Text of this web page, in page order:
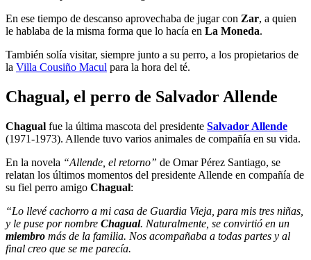
En ese tiempo de descanso aprovechaba de jugar con Zar, a quien
le hablaba de la misma forma que lo hacía en La Moneda.
También solía visitar, siempre junto a su perro, a los propietarios de
la Villa Cousiño Macul para la hora del té.
Chagual, el perro de Salvador Allende
Chagual fue la última mascota del presidente Salvador Allende
(1971-1973). Allende tuvo varios animales de compañía en su vida.
En la novela “Allende, el retorno” de Omar Pérez Santiago, se
relatan los últimos momentos del presidente Allende en compañía de
su fiel perro amigo Chagual:
“Lo llevé cachorro a mi casa de Guardia Vieja, para mis tres niñas,
y le puse por nombre Chagual. Naturalmente, se convirtió en un
miembro más de la familia. Nos acompañaba a todas partes y al
final creo que se me parecía.